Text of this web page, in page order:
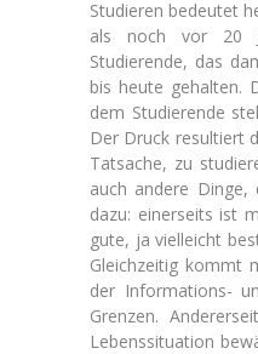
Studieren bedeutet
als noch vor 20
Studierende, das
bis heute gehalten.
dem Studierende
Der Druck resultiert
Tatsache, zu
auch andere
dazu: einerseits ist
gute, ja vielleicht
Gleichzeitig kommt
der Informations-
Grenzen.
Lebenssituation